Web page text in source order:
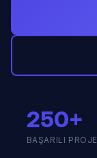
250+
BAŞARILI PROJE